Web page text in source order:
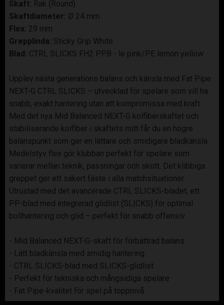
Skaft: Rak (Round)
Skaftdiameter: Ø 24 mm
Flex: 29 mm
Grepplinda: Sticky Grip White
Blad: CTRL SLICKS FH2 PPB - le pink/PE lemon yellow
Upplev nästa generations balans och känsla med Fat Pipe
NEXT-G CTRL SLICKS – utvecklad för spelare som vill ha
snabb, exakt hantering utan att kompromissa med kraft.
Med det nya Mid Balanced NEXT-G kolfiberskaftet och
stabiliserande kolfiber i skaftets mitt får du en högre
balanspunkt som ger en lättare och smidigare bladkänsla.
Medelstyv flex gör klubban perfekt för spelare som
varierar mellan teknik, passningar och skott. Det klibbiga
greppet ger ett säkert fäste i alla matchsituationer.
Utrustad med det avancerade CTRL SLICKS-bladet, ett
PP-blad med integrerad glidlist (SLICKS) för optimal
bollhantering och glid – perfekt för snabb offensiv.
- Mid Balanced NEXT-G-skaft för förbättrad balans
- Lätt bladkänsla med smidig hantering
- CTRL SLICKS-blad med SLICKS-glidlist
- Perfekt för tekniska och mångsidiga spelare
- Fat Pipe-kvalitet för spel på toppnivå